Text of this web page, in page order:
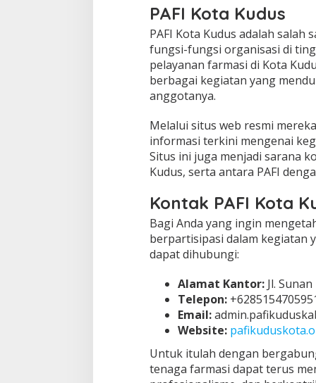
PAFI Kota Kudus
PAFI Kota Kudus adalah salah
fungsi-fungsi organisasi di
pelayanan farmasi di Kota
berbagai kegiatan yang
anggotanya.
Melalui situs web resmi
informasi terkini mengenai
Situs ini juga menjadi sarana
Kudus, serta antara PAFI
Kontak PAFI Kota
Bagi Anda yang ingin
berpartisipasi dalam kegiatan
dapat dihubungi:
Alamat Kantor:Jl.
Telepon:
Email:
Website:
Untuk itulah dengan
tenaga farmasi dapat terus